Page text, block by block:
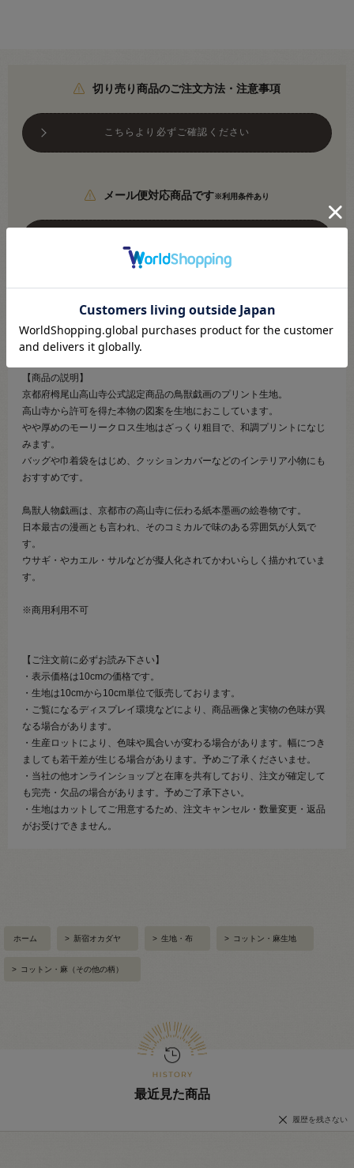
切り売り商品のご注文方法・注意事項
こちらより必ずご確認ください
メール便対応商品です※利用条件あり
●素材：綿100％
●生地幅：約110cm
【商品の説明】
京都府栂尾山高山寺公式認定商品の鳥獣戯画のプリント生地。
高山寺から許可を得た本物の図案を生地におこしています。
やや厚めのモーリークロス生地はざっくり粗目で、和調プリントになじ
みます。
バッグや巾着袋をはじめ、クッションカバーなどのインテリア小物にも
おすすめです。
鳥獣人物戯画は、京都市の高山寺に伝わる紙本墨画の絵巻物です。
日本最古の漫画とも言われ、そのコミカルで味のある雰囲気が人気で
す。
ウサギ・やカエル・サルなどが擬人化されてかわいらしく描かれていま
す。
※商用利用不可
【ご注文前に必ずお読み下さい】
・表示価格は10cmの価格です。
・生地は10cmから10cm単位で販売しております。
・ご覧になるディスプレイ環境などにより、商品画像と実物の色味が異
なる場合があります。
・生産ロットにより、色味や風合いが変わる場合があります。幅につき
ましても若干差が生じる場合があります。予めご了承くださいませ。
・当社の他オンラインショップと在庫を共有しており、注文が確定して
も完売・欠品の場合があります。予めご了承下さい。
・生地はカットしてご用意するため、注文キャンセル・数量変更・返品
がお受けできません。
ホーム > 新宿オカダヤ > 生地・布 > コットン・麻生地
> コットン・麻（その他の柄）
最近見た商品
履歴を残さない